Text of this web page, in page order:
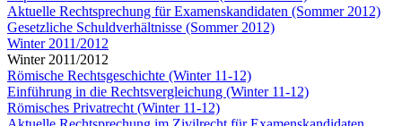
Aktuelle Rechtsprechung für Examenskandidaten (Sommer 2012)
Gesetzliche Schuldverhältnisse (Sommer 2012)
Winter 2011/2012
Winter 2011/2012
Römische Rechtsgeschichte (Winter 11-12)
Einführung in die Rechtsvergleichung (Winter 11-12)
Römisches Privatrecht (Winter 11-12)